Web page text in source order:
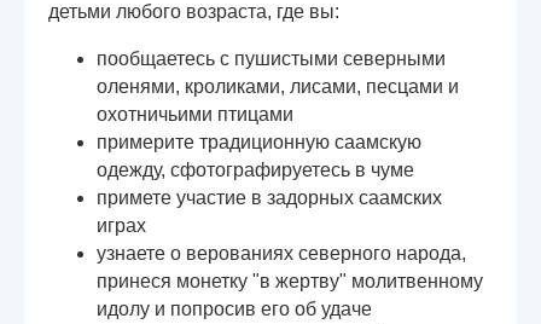
детьми любого возраста, где вы:
пообщаетесь с пушистыми северными
оленями, кроликами, лисами, песцами и
охотничьими птицами
примерите традиционную саамскую
одежду, сфотографируетесь в чуме
примете участие в задорных саамских
играх
узнаете о верованиях северного народа,
принеся монетку "в жертву" молитвенному
идолу и попросив его об удаче